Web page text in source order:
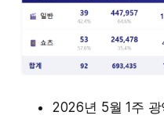
2026년 5월 1주